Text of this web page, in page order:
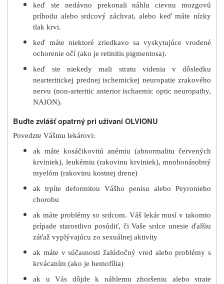
keď ste nedávno prekonali náhlu cievnu mozgovú
príhodu alebo srdcový záchvat, alebo keď máte nízky
tlak krvi.
keď máte niektoré zriedkavo sa vyskytujúce vrodené
ochorenie očí (ako je retinitis pigmentosa).
keď ste niekedy mali stratu videnia v dôsledku
nearteritickej prednej ischemickej neuropatie zrakového
nervu (non-arteritic anterior ischaemic optic neuropathy,
NAION).
Buďte zvlášť opatrný pri užívaní OLVIONU
Povedzte Vášmu lekárovi:
ak máte kosáčikovitú anémiu (abnormalitu červených
krviniek), leukémiu (rakovinu krviniek), mnohonásobný
myelóm (rakovinu kostnej drene)
ak trpíte deformitou Vášho penisu alebo Peyronieho
chorobu
ak máte problémy so srdcom. Váš lekár musí v takomto
prípade starostlivo posúdiť, či Vaše srdce unesie ďalšiu
záťaž vyplývajúcu zo sexuálnej aktivity
ak máte v súčasnosti žalúdočný vred alebo problémy s
krvácaním (ako je hemofília)
ak u Vás dôjde k náhlemu zhoršeniu alebo strate